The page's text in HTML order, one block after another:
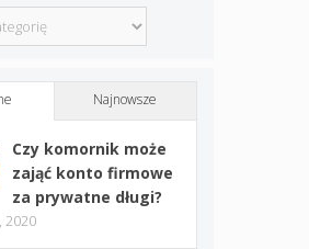
Najnowsze
Czy komornik może
zająć konto firmowe
za prywatne długi?
2020